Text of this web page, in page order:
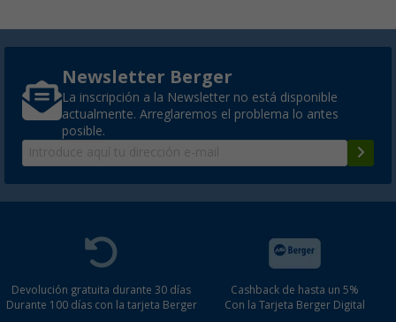
Newsletter Berger
La inscripción a la Newsletter no está disponible
actualmente. Arreglaremos el problema lo antes
posible.
Devolución gratuita durante 30 días
Durante 100 días con la tarjeta Berger
Cashback de hasta un 5%
Con la Tarjeta Berger Digital